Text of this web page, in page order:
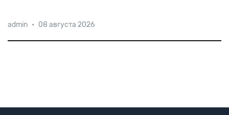
спасении немецким солдатом женщины с двумя
детьми. Речь идет о Броне Тартаковской, которую 14
admin • 08 августа 2026